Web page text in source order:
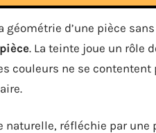
géométrie d’une pièce
. La teinte joue un rôle
couleurs ne se
naturelle, réfléchie par une